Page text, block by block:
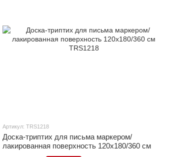
Артикул: TRS1218
Доска-триптих для письма маркером/
лакированная поверхность 120x180/360 см